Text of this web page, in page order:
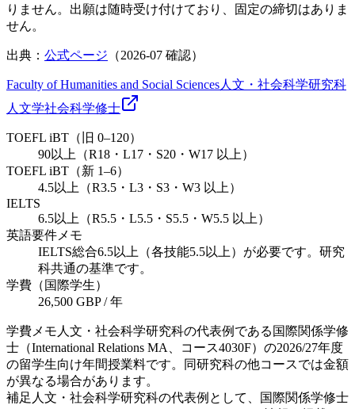
りません。出願は随時受け付けており、固定の締切はありま
せん。
出典： 公式ページ （2026-07 確認）
Faculty of Humanities and Social Sciences人文・社会科学研究科
人文学社会科学修士
TOEFL iBT（旧 0–120）
90以上（R18・L17・S20・W17 以上）
TOEFL iBT（新 1–6）
4.5以上（R3.5・L3・S3・W3 以上）
IELTS
6.5以上（R5.5・L5.5・S5.5・W5.5 以上）
英語要件メモ
IELTS総合6.5以上（各技能5.5以上）が必要です。研究
科共通の基準です。
学費（国際学生）
26,500 GBP / 年
学費メモ 人文・社会科学研究科の代表例である国際関係学修
士（International Relations MA、コース4030F）の2026/27年度
の留学生向け年間授業料です。同研究科の他コースでは金額
が異なる場合があります。
補足 人文・社会科学研究科の代表例として、国際関係学修士